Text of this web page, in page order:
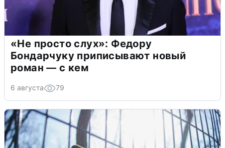
«Не просто слух»: Федору
Бондарчуку приписывают новый
роман — с кем
6 августа 79